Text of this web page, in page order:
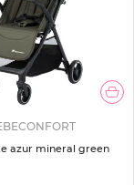
azur mineral green